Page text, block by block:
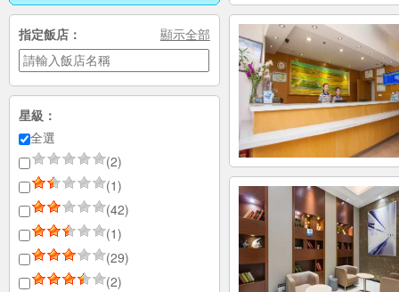
指定飯店： 顯示全部
星級：
全選
(2)
(1)
(42)
(1)
(29)
(2)